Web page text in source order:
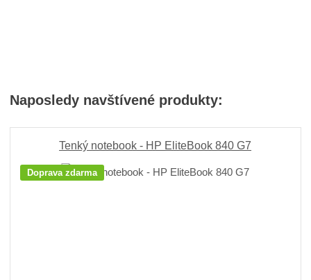
Naposledy navštívené produkty:
Tenký notebook - HP EliteBook 840 G7
Doprava zdarma